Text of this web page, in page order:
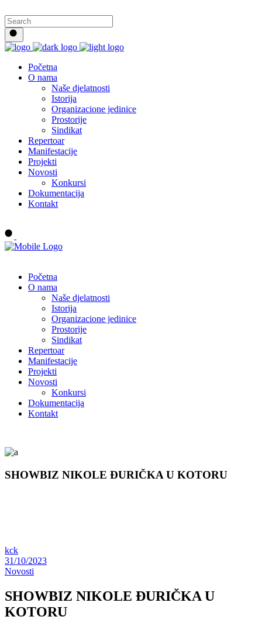
Početna
O nama
Naše djelatnosti
Istorija
Organizacione jedinice
Prostorije
Sindikat
Repertoar
Manifestacije
Projekti
Novosti
Konkursi
Dokumentacija
Kontakt
Početna
O nama
Naše djelatnosti
Istorija
Organizacione jedinice
Prostorije
Sindikat
Repertoar
Manifestacije
Projekti
Novosti
Konkursi
Dokumentacija
Kontakt
SHOWBIZ NIKOLE ĐURIČKA U KOTORU
kck
31/10/2023
Novosti
SHOWBIZ NIKOLE ĐURIČKA U
KOTORU